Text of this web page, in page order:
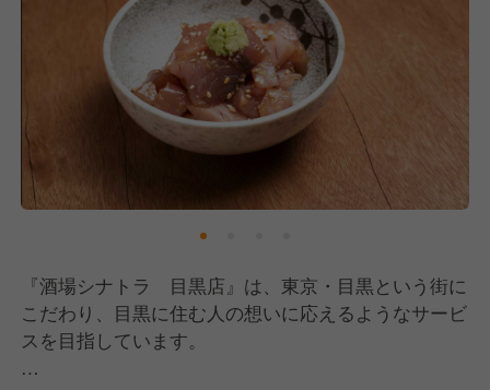
案を試すことを奨励。
あなたの個性や才能が発揮できる当店で、他の誰にも
真似できないおもてなしを一緒に提供しませんか？
「人のために何かしたい」という方、何事も楽しめる
チャレンジ精神のある方、お待ちしています！
『酒場シナトラ 目黒店』は、東京・目黒という街に
こだわり、目黒に住む人の想いに応えるようなサービ
スを目指しています。